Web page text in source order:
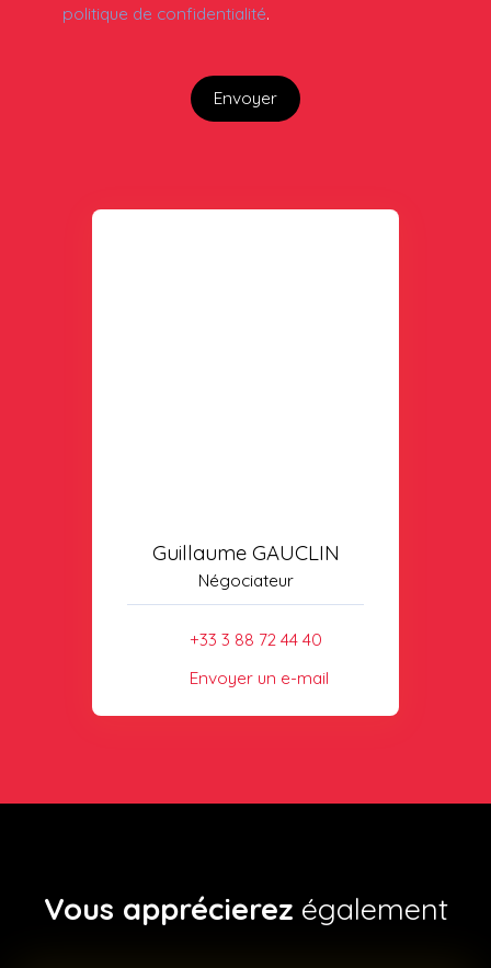
politique de confidentialité.
Envoyer
Guillaume GAUCLIN
Négociateur
+33 3 88 72 44 40
Envoyer un e-mail
Vous apprécierez également